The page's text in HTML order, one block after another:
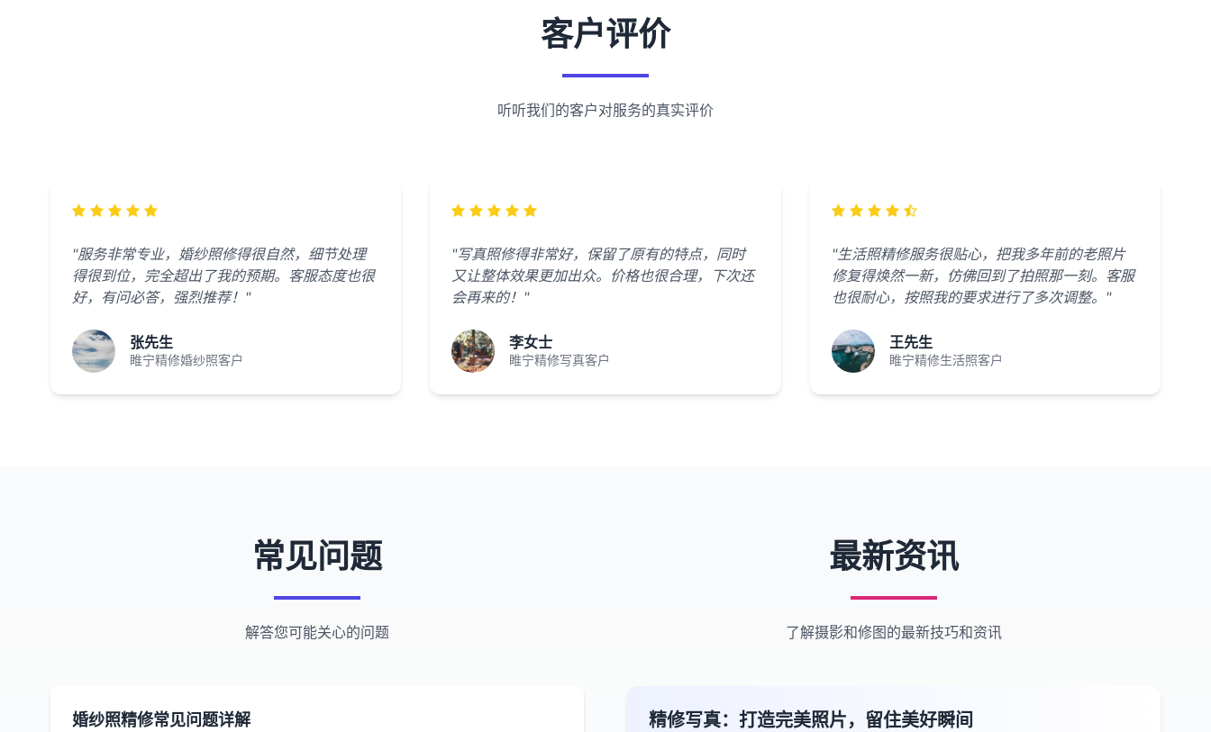
客户评价
听听我们的客户对服务的真实评价
"服务非常专业，婚纱照修得很自然，细节处理
得很到位，完全超出了我的预期。客服态度也很
好，有问必答，强烈推荐！"
张先生
睢宁精修婚纱照客户
"写真照修得非常好，保留了原有的特点，同时
又让整体效果更加出众。价格也很合理，下次还
会再来的！"
李女士
睢宁精修写真客户
"生活照精修服务很贴心，把我多年前的老照片
修复得焕然一新，仿佛回到了拍照那一刻。客服
也很耐心，按照我的要求进行了多次调整。"
王先生
睢宁精修生活照客户
常见问题
解答您可能关心的问题
婚纱照精修常见问题详解
最新资讯
了解摄影和修图的最新技巧和资讯
精修写真：打造完美照片，留住美好瞬间